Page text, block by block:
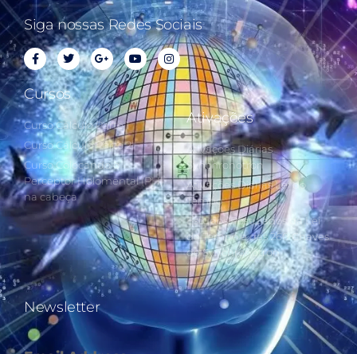
Siga nossas Redes Sociais
Cursos
Curso Cálculo Parte 1
Curso Cálculo Parte 2
Curso Colocando o
Perceptor Holomental (PH)
na cabeça
Ativações
Ativações Diárias
Synchronotron
Ativações Diárias Lei do
Tempo
Estudos Postulados da Lei
do Tempo e das 260 Chaves
do Synchronotron
Newsletter